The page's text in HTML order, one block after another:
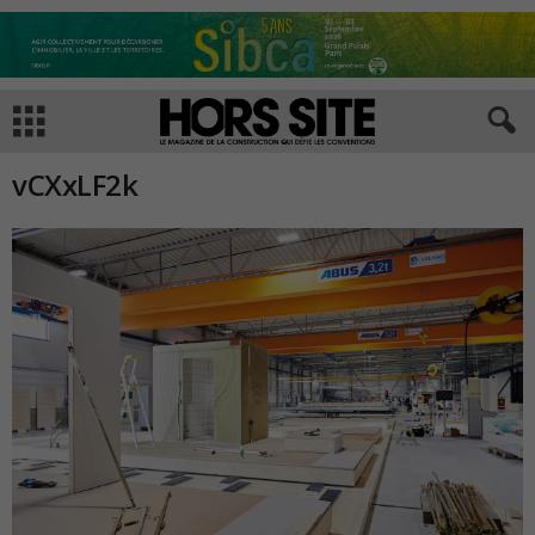
vCXxLF2k